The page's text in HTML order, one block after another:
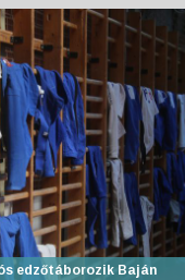
edzőtáborozik Baján